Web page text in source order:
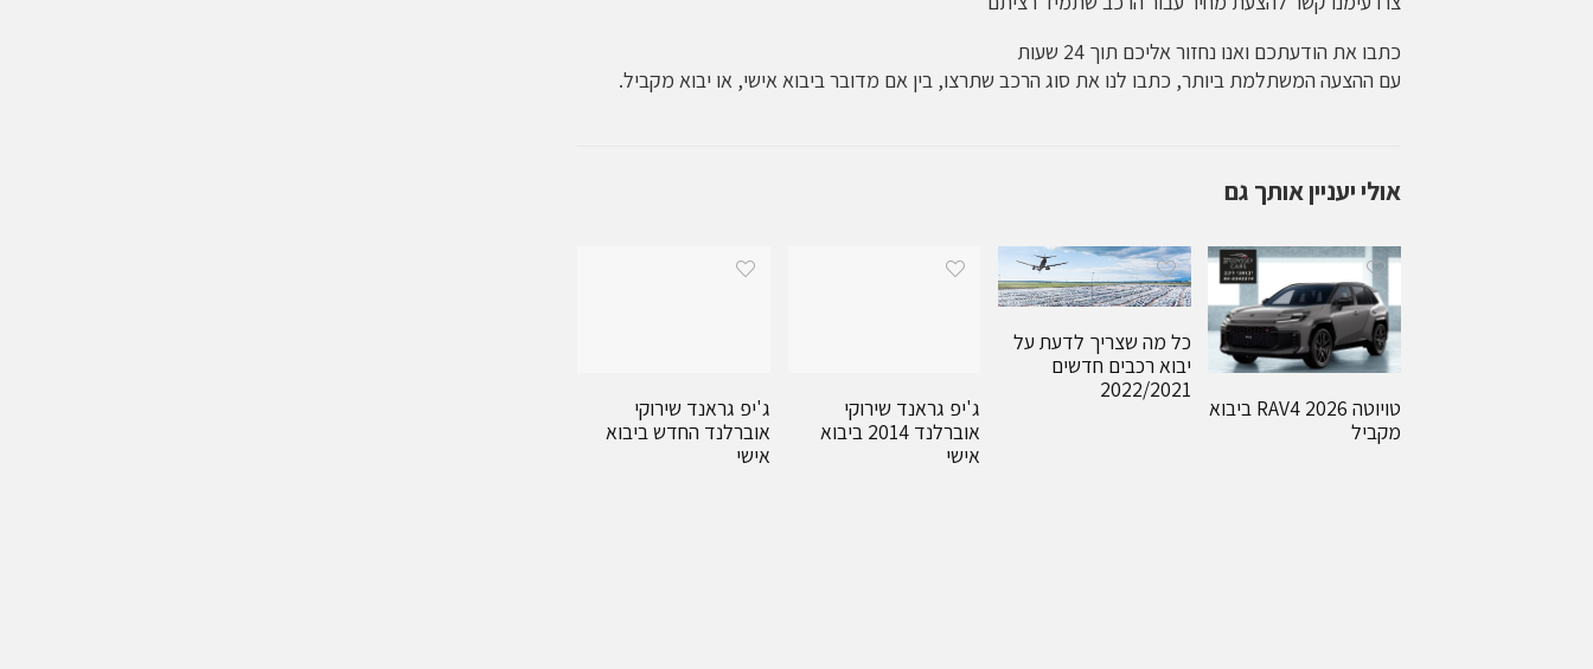
כתבו את הודעתכם ואנו נחזור אליכם תוך 24 שעות
עם ההצעה המשתלמת ביותר, כתבו לנו את סוג הרכב שתרצו, בין אם מדובר ביבוא אישי, או יבוא מקביל.
אולי יעניין אותך גם
טויוטה RAV4 2026 ביבוא
מקביל
כל מה שצריך לדעת על
יבוא רכבים חדשים
2022/2021
ג'יפ גראנד שירוקי
אוברלנד 2014 ביבוא
אישי
ג'יפ גראנד שירוקי
אוברלנד החדש ביבוא
אישי